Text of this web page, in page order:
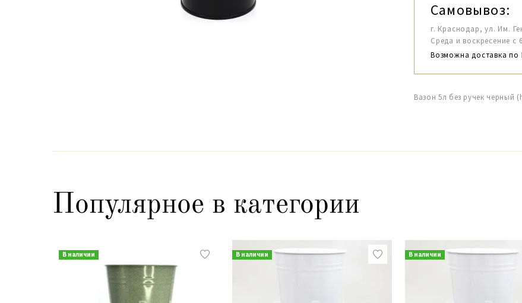
Самовывоз:
г. Краснодар, ул. Им.
Среда и воскресение с
Возможна доставка по
Вазон 5л без ручек черный
Популярное в категории
В наличии В наличии В наличии